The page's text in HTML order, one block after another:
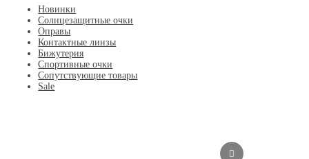
Новинки
Солнцезащитные очки
Оправы
Контактные линзы
Бижутерия
Спортивные очки
Сопутствующие товары
Sale